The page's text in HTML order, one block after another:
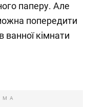
паперу. Але
попередити
ванної кімнати